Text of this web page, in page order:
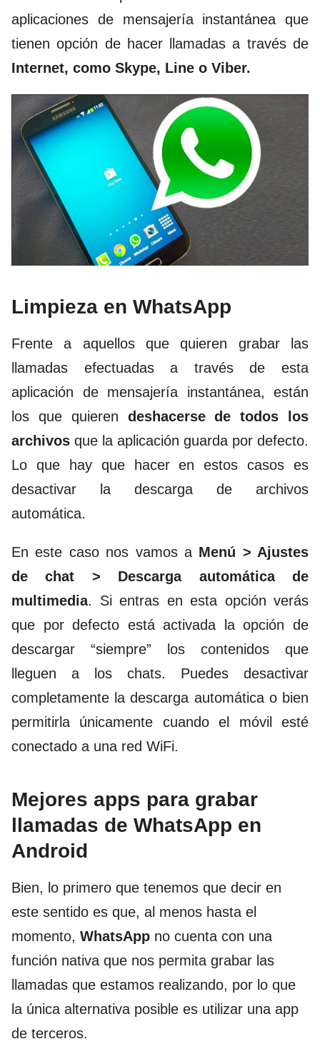
aplicaciones de mensajería instantánea que
tienen opción de hacer llamadas a través de
Internet, como Skype, Line o Viber.
Limpieza en WhatsApp
Frente a aquellos que quieren grabar las
llamadas efectuadas a través de esta
aplicación de mensajería instantánea, están
los que quieren deshacerse de todos los
archivos que la aplicación guarda por defecto.
Lo que hay que hacer en estos casos es
desactivar la descarga de archivos
automática.
En este caso nos vamos a Menú > Ajustes
de chat > Descarga automática de
multimedia. Si entras en esta opción verás
que por defecto está activada la opción de
descargar “siempre” los contenidos que
lleguen a los chats. Puedes desactivar
completamente la descarga automática o bien
permitirla únicamente cuando el móvil esté
conectado a una red WiFi.
Mejores apps para grabar
llamadas de WhatsApp en
Android
Bien, lo primero que tenemos que decir en
este sentido es que, al menos hasta el
momento, WhatsApp no cuenta con una
función nativa que nos permita grabar las
llamadas que estamos realizando, por lo que
la única alternativa posible es utilizar una app
de terceros.